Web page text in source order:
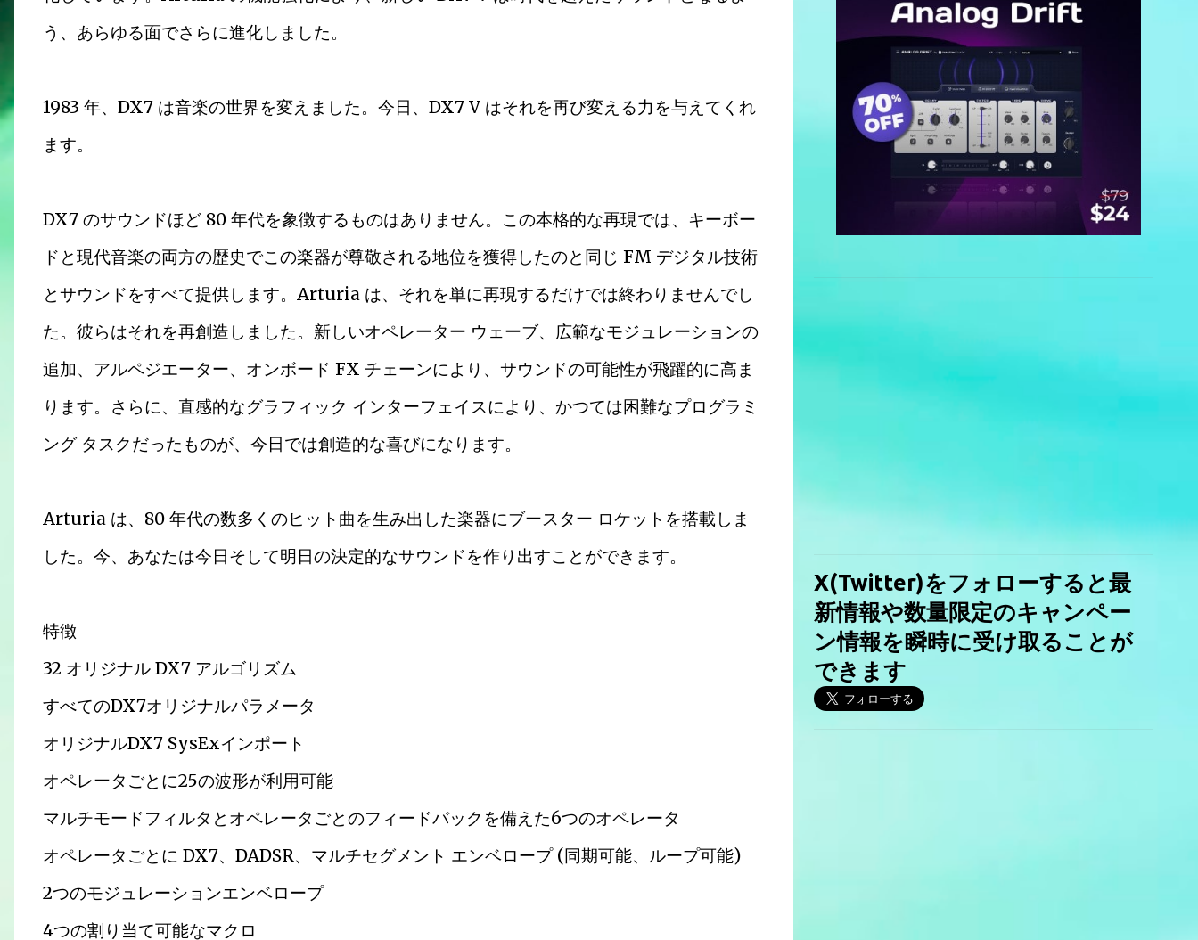
う、あらゆる面でさらに進化しました。
1983 年、DX7 は音楽の世界を変えました。今日、DX7 V はそれを再び変える力を与えてくれ
ます。
DX7 のサウンドほど 80 年代を象徴するものはありません。この本格的な再現では、キーボー
ドと現代音楽の両方の歴史でこの楽器が尊敬される地位を獲得したのと同じ FM デジタル技術
とサウンドをすべて提供します。Arturia は、それを単に再現するだけでは終わりませんでし
た。彼らはそれを再創造しました。新しいオペレーター ウェーブ、広範なモジュレーションの
追加、アルペジエーター、オンボード FX チェーンにより、サウンドの可能性が飛躍的に高ま
ります。さらに、直感的なグラフィック インターフェイスにより、かつては困難なプログラミ
ング タスクだったものが、今日では創造的な喜びになります。
Arturia は、80 年代の数多くのヒット曲を生み出した楽器にブースター ロケットを搭載しま
した。今、あなたは今日そして明日の決定的なサウンドを作り出すことができます。
特徴
32 オリジナル DX7 アルゴリズム
すべてのDX7オリジナルパラメータ
オリジナルDX7 SysExインポート
オペレータごとに25の波形が利用可能
マルチモードフィルタとオペレータごとのフィードバックを備えた6つのオペレータ
オペレータごとに DX7、DADSR、マルチセグメント エンベロープ (同期可能、ループ可能)
2つのモジュレーションエンベロープ
4つの割り当て可能なマクロ
X(Twitter)をフォローすると最
新情報や数量限定のキャンペー
ン情報を瞬時に受け取ることが
できます